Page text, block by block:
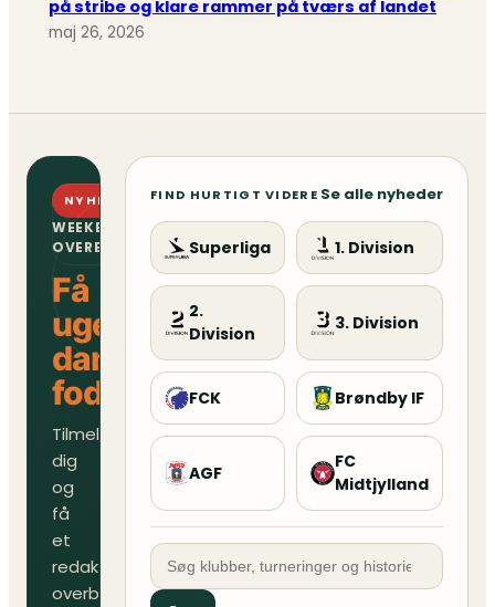
på stribe og klare rammer på tværs af landet
maj 26, 2026
NYHEDSBREV
WEEKENDENS
OVERBLIK
Få
ugens
danske
fodboldoverblik
Tilmeld
dig
og
få
et
redaktionelt
overblik
FIND HURTIGT VIDERE Se alle nyheder
Superliga 1. Division
2.
Division
3. Division
FCK Brøndby IF
AGF
FC
Midtjylland